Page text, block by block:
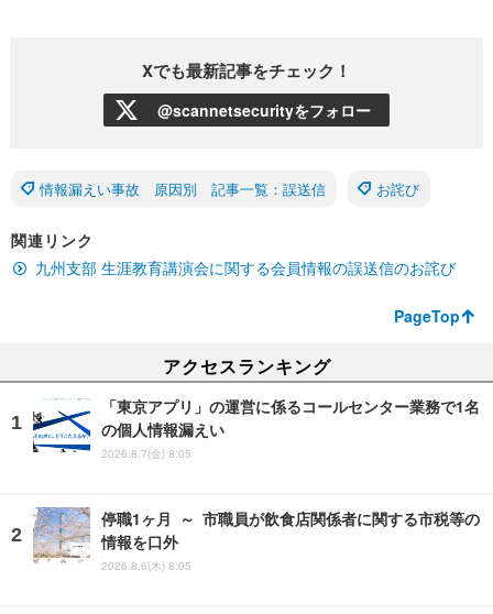
Xでも最新記事をチェック！
@scannetsecurityをフォロー
情報漏えい事故 原因別 記事一覧：誤送信 お詫び
関連リンク
九州支部 生涯教育講演会に関する会員情報の誤送信のお詫び
PageTop
アクセスランキング
「東京アプリ」の運営に係るコールセンター業務で1名
の個人情報漏えい
2026.8.7(金) 8:05
停職1ヶ月 ～ 市職員が飲食店関係者に関する市税等の
情報を口外
2026.8.6(木) 8:05